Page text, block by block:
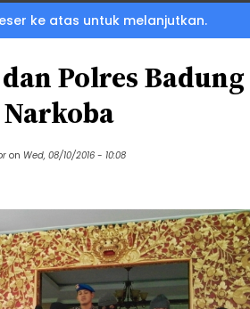
ke atas untuk melanjutkan.
Polres Badung
on Wed, 08/10/2016 - 10:08